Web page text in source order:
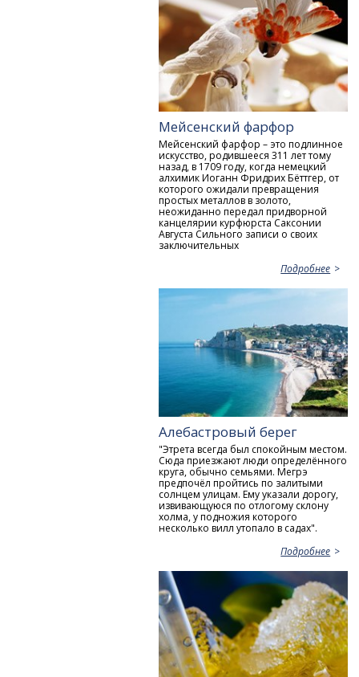
Мейсенский фарфор
Мейсенский фарфор – это подлинное
искусство, родившееся 311 лет тому
назад, в 1709 году, когда немецкий
алхимик Иоганн Фридрих Бёттгер, от
которого ожидали превращения
простых металлов в золото,
неожиданно передал придворной
канцелярии курфюрста Саксонии
Aвгуста Сильного записи о своих
заключительных
Подробнее
Алебастровый берег
"Этрета всегда был спокойным местом.
Сюда приезжают люди определённого
круга, обычно семьями. Мегрэ
предпочёл пройтись по залитыми
солнцем улицам. Ему указали дорогу,
извивающуюся по отлогому склону
холма, у подножия которого
несколько вилл утопало в садах".
Подробнее